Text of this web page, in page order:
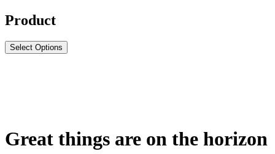
Product
Select Options
Great things are on the horizon